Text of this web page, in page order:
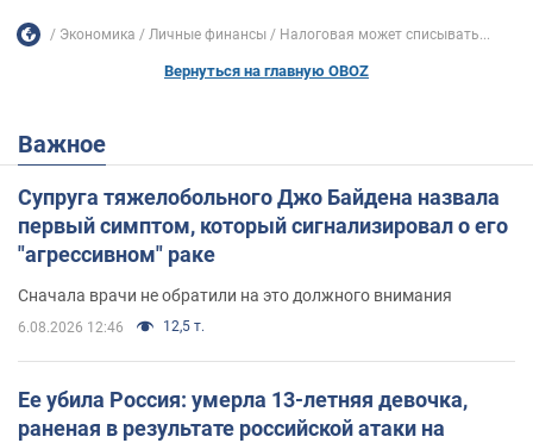
Экономика Личные финансы Налоговая может списывать...
Вернуться на главную OBOZ
Важное
Супруга тяжелобольного Джо Байдена назвала
первый симптом, который сигнализировал о его
"агрессивном" раке
Сначала врачи не обратили на это должного внимания
6.08.2026 12:46 12,5 т.
Ее убила Россия: умерла 13-летняя девочка,
раненая в результате российской атаки на